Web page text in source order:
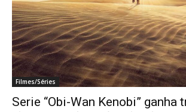
Filmes/Séries
Serie “Obi-Wan Kenobi” ganha